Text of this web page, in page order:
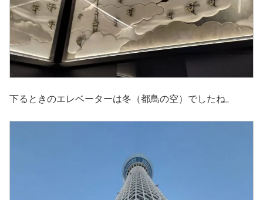
下るときのエレベーターは冬（都鳥の空）でしたね。